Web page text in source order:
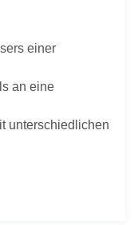
einer
an eine
unterschiedlichen